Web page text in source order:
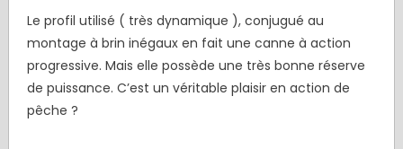
Le profil utilisé ( très dynamique ), conjugué au
montage à brin inégaux en fait une canne à action
progressive. Mais elle possède une très bonne réserve
de puissance. C’est un véritable plaisir en action de
pêche ?